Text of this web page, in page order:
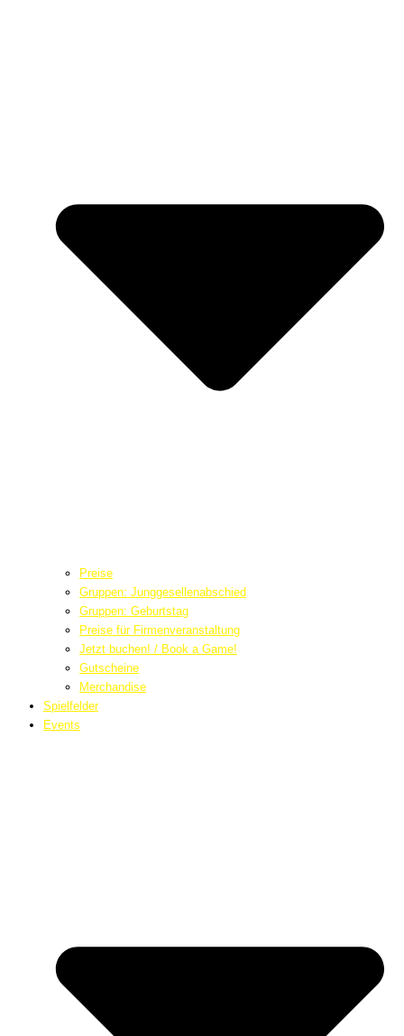
Preise
Gruppen: Junggesellenabschied
Gruppen: Geburtstag
Preise für Firmenveranstaltung
Jetzt buchen! / Book a Game!
Gutscheine
Merchandise
Spielfelder
Events